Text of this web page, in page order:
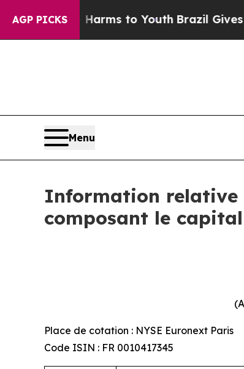
AGP PICKS
Abate Harms to Youth Brazil Gives
Menu
Information relative
composant le
Place de cotation : NYSE Euronext Paris
Code ISIN : FR 0010417345